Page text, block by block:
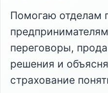
Помогаю отделам
переговоры,
решения и
страхование